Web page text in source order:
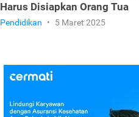
Harus Disiapkan Orang Tua
Pendidikan • 5 Maret 2025